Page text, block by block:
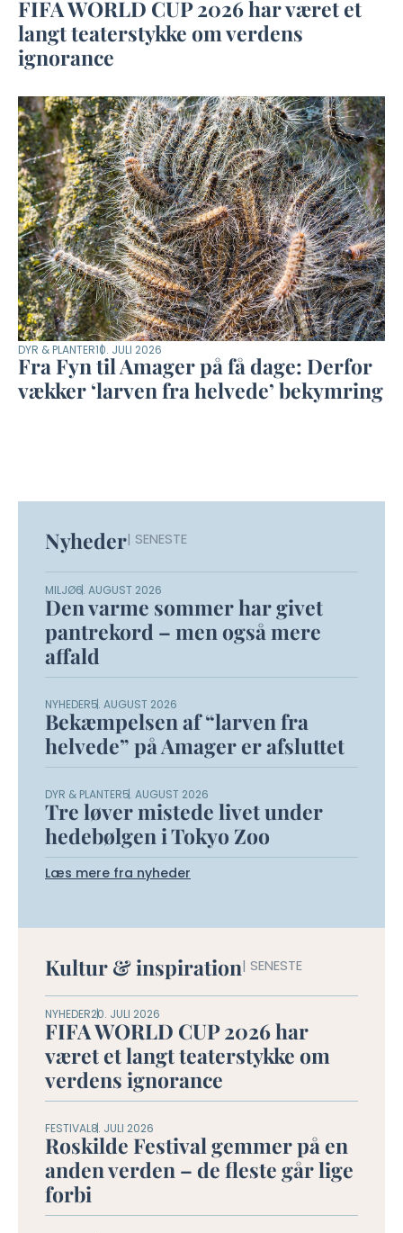
FIFA WORLD CUP 2026 har været et
langt teaterstykke om verdens
ignorance
DYR & PLANTER10. JULI 2026
Fra Fyn til Amager på få dage: Derfor
vækker ‘larven fra helvede’ bekymring
Nyheder| SENESTE
MILJØ6. AUGUST 2026
Den varme sommer har givet
pantrekord – men også mere
affald
NYHEDER5. AUGUST 2026
Bekæmpelsen af “larven fra
helvede” på Amager er afsluttet
DYR & PLANTER5. AUGUST 2026
Tre løver mistede livet under
hedebølgen i Tokyo Zoo
Læs mere fra nyheder
Kultur & inspiration| SENESTE
NYHEDER20. JULI 2026
FIFA WORLD CUP 2026 har
været et langt teaterstykke om
verdens ignorance
FESTIVAL8. JULI 2026
Roskilde Festival gemmer på en
anden verden – de fleste går lige
forbi